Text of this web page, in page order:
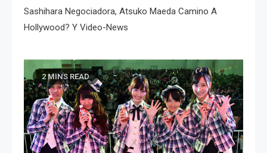
Sashihara Negociadora, Atsuko Maeda Camino A
Hollywood? Y Video-News
2 MINS READ